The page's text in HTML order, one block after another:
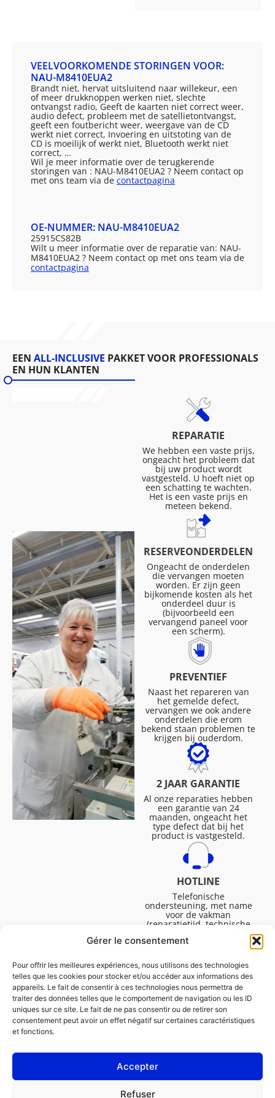
Gérer le consentement
Pour offrir les meilleures expériences, nous utilisons des technologies
telles que les cookies pour stocker et/ou accéder aux informations des
appareils. Le fait de consentir à ces technologies nous permettra de
traiter des données telles que le comportement de navigation ou les ID
uniques sur ce site. Le fait de ne pas consentir ou de retirer son
consentement peut avoir un effet négatif sur certaines caractéristiques
et fonctions.
Accepter
Refuser
VEELVOORKOMENDE STORINGEN VOOR:
NAU-M8410EUA2
Brandt niet, hervat uitsluitend naar willekeur, een
of meer drukknoppen werken niet, slechte
ontvangst radio, Geeft de kaarten niet correct weer,
audio defect, probleem met de satellietontvangst,
geeft een foutbericht weer, weergave van de CD
werkt niet correct, Invoering en uitstoting van de
CD is moeilijk of werkt niet, Bluetooth werkt niet
correct, …
Wil je meer informatie over de terugkerende
storingen van : NAU-M8410EUA2 ? Neem contact op
met ons team via de contactpagina
OE-NUMMER: NAU-M8410EUA2
25915CS82B
Wilt u meer informatie over de reparatie van: NAU-
M8410EUA2 ? Neem contact op met ons team via de
contactpagina
EEN ALL-INCLUSIVE PAKKET VOOR PROFESSIONALS
EN HUN KLANTEN
REPARATIE
We hebben een vaste prijs,
ongeacht het probleem dat
bij uw product wordt
vastgesteld. U hoeft niet op
een schatting te wachten.
Het is een vaste prijs en
meteen bekend.
RESERVEONDERDELEN
Ongeacht de onderdelen
die vervangen moeten
worden. Er zijn geen
bijkomende kosten als het
onderdeel duur is
(bijvoorbeeld een
vervangend paneel voor
een scherm).
PREVENTIEF
Naast het repareren van
het gemelde defect,
vervangen we ook andere
onderdelen die erom
bekend staan problemen te
krijgen bij ouderdom.
2 JAAR GARANTIE
Al onze reparaties hebben
een garantie van 24
maanden, ongeacht het
type defect dat bij het
product is vastgesteld.
HOTLINE
Telefonische
ondersteuning, met name
voor de vakman
(reparatietijd, technische
Maandag tot vrijdag van